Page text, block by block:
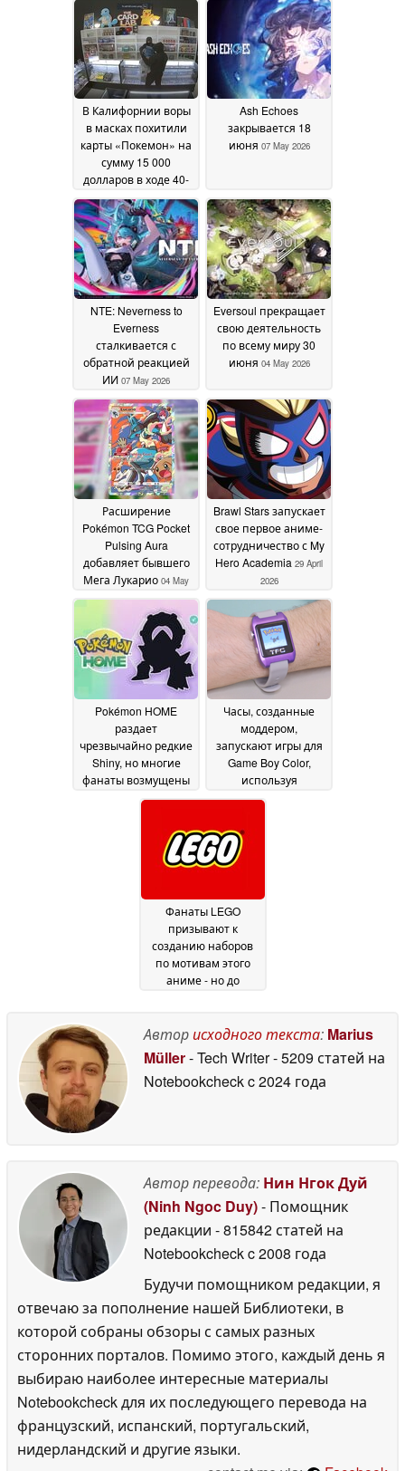
В Калифорнии воры
в масках похитили
карты «Покемон» на
сумму 15 000
долларов в ходе 40-
секундного
ограбления13 June
2026
Ash Echoes
закрывается 18
июня 07 May 2026
NTE: Neverness to
Everness
сталкивается с
обратной реакцией
ИИ 07 May 2026
Eversoul прекращает
свою деятельность
по всему миру 30
июня 04 May 2026
Расширение
Pokémon TCG Pocket
Pulsing Aura
добавляет бывшего
Мега Лукарио 04 May
2026
Brawl Stars запускает
свое первое аниме-
сотрудничество с My
Hero Academia 29 April
2026
Pokémon HOME
раздает
чрезвычайно редкие
Shiny, но многие
фанаты возмущены
28 April 2026
Часы, созданные
моддером,
запускают игры для
Game Boy Color,
используя
оригинальное
Фанаты LEGO
призывают к
созданию наборов
по мотивам этого
аниме - но до
April 2026
Авторисходного текста: Marius
Müller- Tech Writer- 5209 статей на
Notebookcheckc 2024 года
Автор перевода: Нин Нгок Дуй
(Ninh Ngoc Duy)- Помощник
редакции - 815842 статей на
Notebookcheckc 2008 года
Будучи помощником редакции, я
отвечаю за пополнение нашей Библиотеки, в
которой собраны обзоры с самых разных
сторонних порталов. Помимо этого, каждый день я
выбираю наиболее интересные материалы
Notebookcheck для их последующего перевода на
французский, испанский, португальский,
нидерландский и другие языки.